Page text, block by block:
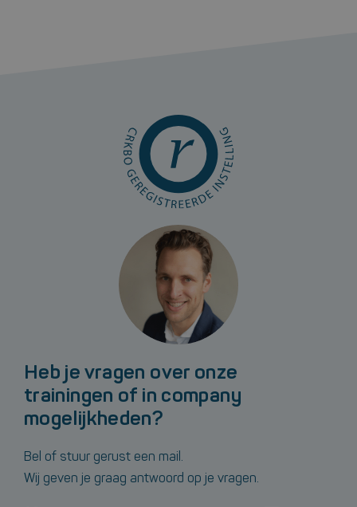
Heb je vragen over onze
trainingen of in company
mogelijkheden?
Bel of stuur gerust een mail.
Wij geven je graag antwoord op je vragen.